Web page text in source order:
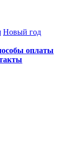
Новый год
оплаты